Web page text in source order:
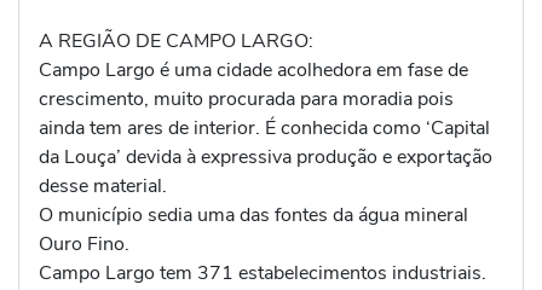
A REGIÃO DE CAMPO LARGO:
Campo Largo é uma cidade acolhedora em fase de
crescimento, muito procurada para moradia pois
ainda tem ares de interior. É conhecida como ‘Capital
da Louça’ devida à expressiva produção e exportação
desse material.
O município sedia uma das fontes da água mineral
Ouro Fino.
Campo Largo tem 371 estabelecimentos industriais.